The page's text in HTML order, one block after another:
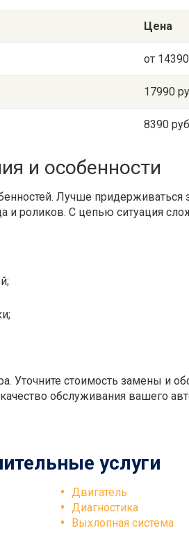
Цена
от
17990
8390
и особенности
Лучше придерживаться
роликов. С цепью ситуация
Уточните стоимость замены и
обслуживания вашего
услуги
Двигатель
Диагностика
Выхлопная система